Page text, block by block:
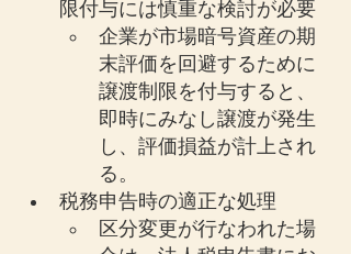
限付与には慎重な検討が必要
企業が市場暗号資産の期
末評価を回避するために
譲渡制限を付与すると、
即時にみなし譲渡が発生
し、評価損益が計上され
る。
税務申告時の適正な処理
区分変更が行なわれた場